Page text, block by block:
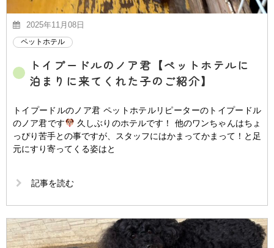
2025年11月08日
ペットホテル
トイプードルのノア君【ペットホテルに
泊まりに来てくれた子のご紹介】
トイプードルのノア君 ペットホテルリピーターのトイプードル
のノア君です
久しぶりのホテルです！ 他のワンちゃんはちょ
っぴり苦手との事ですが、スタッフにはかまってかまって！と足
元にすり寄ってくる姿はと
記事を読む